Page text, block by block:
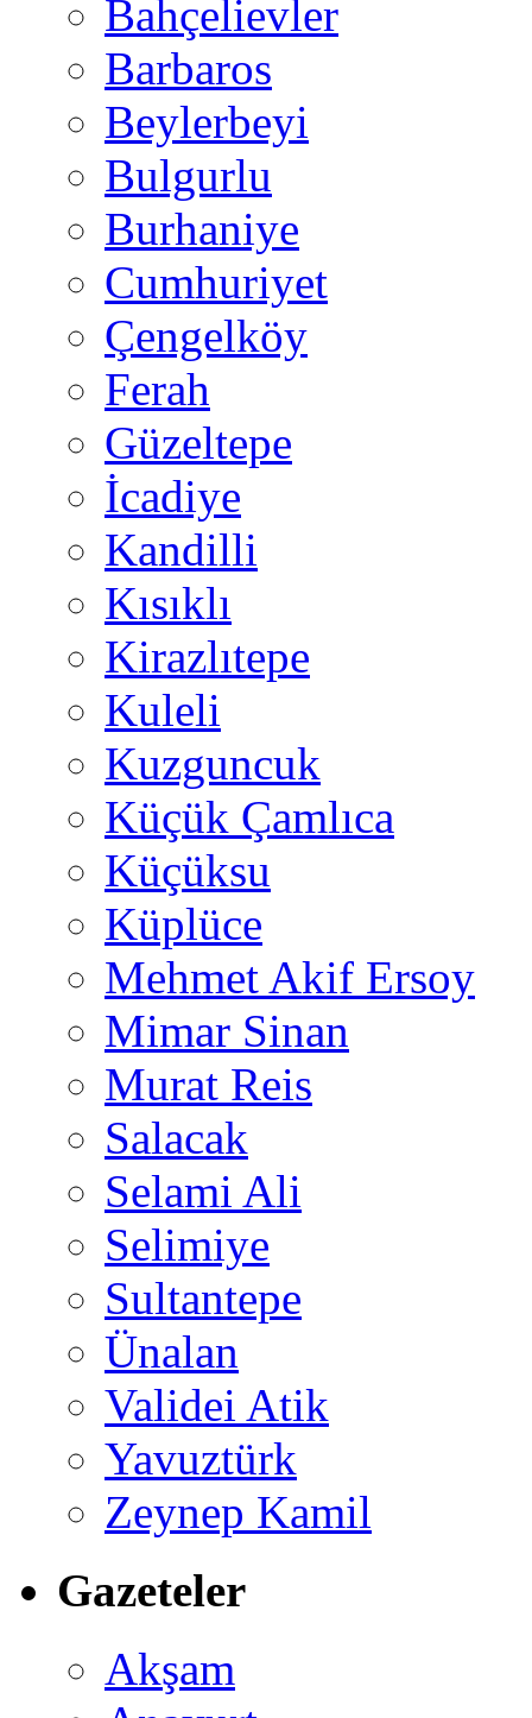
Bahçelievler
Barbaros
Beylerbeyi
Bulgurlu
Burhaniye
Cumhuriyet
Çengelköy
Ferah
Güzeltepe
İcadiye
Kandilli
Kısıklı
Kirazlıtepe
Kuleli
Kuzguncuk
Küçük Çamlıca
Küçüksu
Küplüce
Mehmet Akif Ersoy
Mimar Sinan
Murat Reis
Salacak
Selami Ali
Selimiye
Sultantepe
Ünalan
Validei Atik
Yavuztürk
Zeynep Kamil
Gazeteler
Akşam